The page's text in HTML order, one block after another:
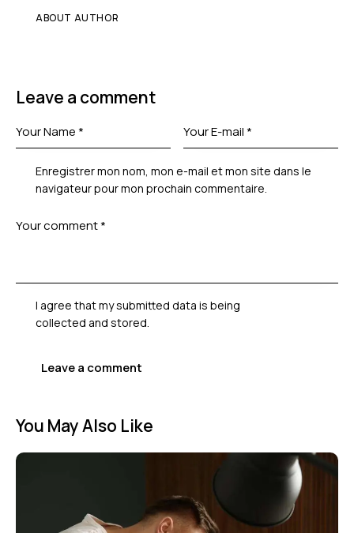
ABOUT AUTHOR
Leave a comment
Enregistrer mon nom, mon e-mail et mon site dans le
navigateur pour mon prochain commentaire.
I agree that my submitted data is being
collected and stored.
You May Also Like